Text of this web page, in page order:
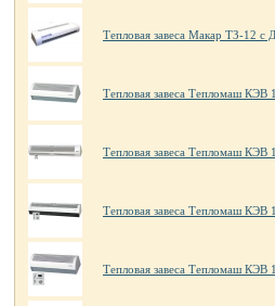
Тепловая завеса Макар ТЗ-12 с
Тепловая завеса Тепломаш КЭВ
Тепловая завеса Тепломаш КЭВ
Тепловая завеса Тепломаш КЭВ
Тепловая завеса Тепломаш КЭВ